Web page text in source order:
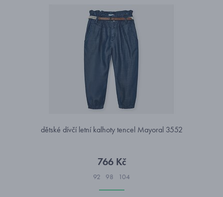
dětské dívčí letní kalhoty tencel Mayoral 3552
766 Kč
92 98 104